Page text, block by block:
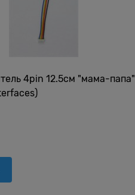
4pin 12.5см "мама-папа"